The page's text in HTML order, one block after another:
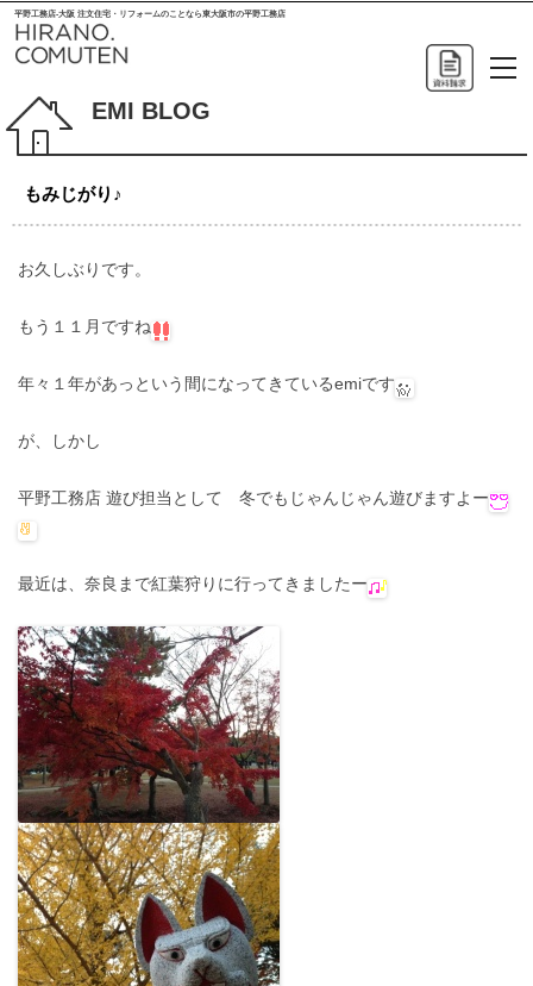
平野工務店-大阪 注文住宅・リフォームのことなら東大阪市の平野工務店
EMI BLOG
もみじがり♪
お久しぶりです。
もう１１月ですね
年々１年があっという間になってきているemiです
が、しかし
平野工務店 遊び担当として 冬でもじゃんじゃん遊びますよー
最近は、奈良まで紅葉狩りに行ってきましたー